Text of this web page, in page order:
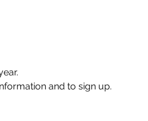
and to sign up.